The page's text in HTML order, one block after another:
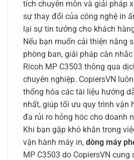
tích chuyên môn và giải pháp
sự thay đổi của công nghệ in
lại sự tin tưởng cho khách
Nếu bạn muốn cải thiện năng
phòng ban, giải pháp cân
Ricoh MP C3503 thông qua
chuyên nghiệp. CopiersVN
thống hóa các tài liệu hướng
nhất, giúp tối ưu quy trình vận
đa rủi ro hỏng hóc cho doanh
Khi bạn gặp khó khăn trong
vận hành máy in, dòng máy
MP C3503 do CopiersVN cung